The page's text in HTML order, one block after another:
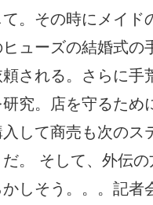
。その時にメイド
ューズの結婚式の
頼される。さらに手
究。店を守るため
して商売も次のス
。 そして、外伝
しそう。。。記者